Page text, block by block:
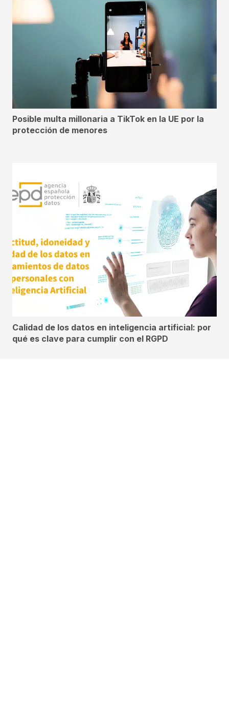
Posible multa millonaria a TikTok en la UE por la
protección de menores
Calidad de los datos en inteligencia artificial: por
qué es clave para cumplir con el RGPD